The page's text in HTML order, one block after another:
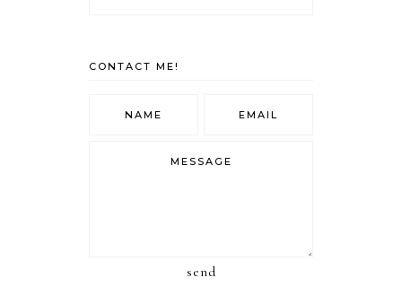
CONTACT ME!
send